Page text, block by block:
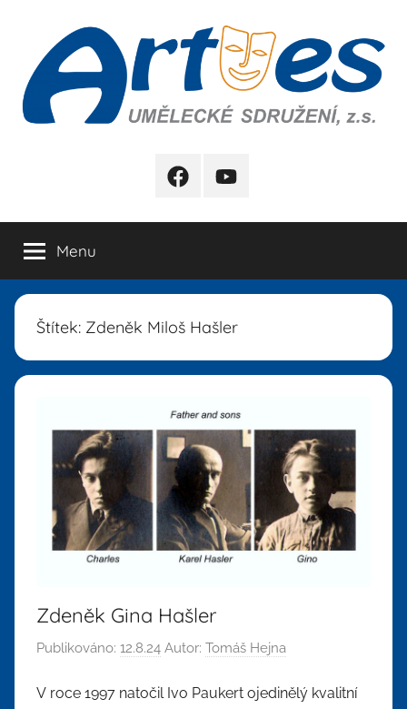
obsahu
FB YB
Menu
Štítek: Zdeněk Miloš Hašler
Zdeněk Gina Hašler
Publikováno: 12.8.24 Autor: Tomáš Hejna
V roce 1997 natočil Ivo Paukert ojedinělý kvalitní